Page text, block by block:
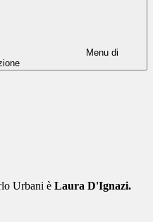
Menu di
Urbani è Laura D'Ignazi.